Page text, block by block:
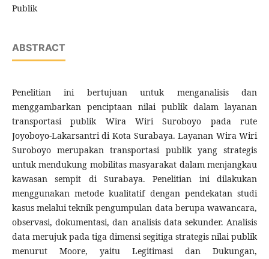
Publik
ABSTRACT
Penelitian ini bertujuan untuk menganalisis dan
menggambarkan penciptaan nilai publik dalam layanan
transportasi publik Wira Wiri Suroboyo pada rute
Joyoboyo-Lakarsantri di Kota Surabaya. Layanan Wira Wiri
Suroboyo merupakan transportasi publik yang strategis
untuk mendukung mobilitas masyarakat dalam menjangkau
kawasan sempit di Surabaya. Penelitian ini dilakukan
menggunakan metode kualitatif dengan pendekatan studi
kasus melalui teknik pengumpulan data berupa wawancara,
observasi, dokumentasi, dan analisis data sekunder. Analisis
data merujuk pada tiga dimensi segitiga strategis nilai publik
menurut Moore, yaitu Legitimasi dan Dukungan,